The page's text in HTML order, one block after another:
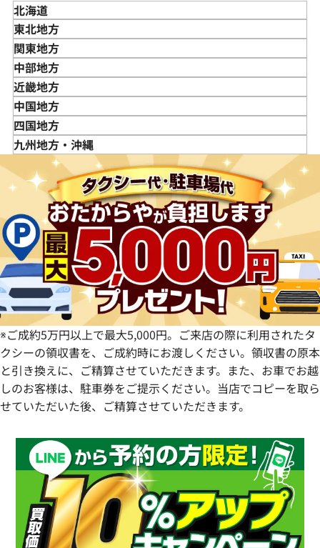
北海道
東北地方
青森県
岩手県
宮城県
秋田県
山形県
福島県
関東地方
東京都
神奈川県
埼玉県
千葉県
茨城県
栃木県
群馬県
中部地方
新潟県
富山県
石川県
山梨県
長野県
岐阜県
静岡県
愛知県
近畿地方
三重県
滋賀県
京都府
兵庫県
奈良県
和歌山県
中国地方
鳥取県
島根県
広島県
山口県
四国地方
徳島県
愛媛県
九州地方・沖縄
佐賀県
長崎県
熊本県
大分県
宮崎県
鹿児島県
※ご成約5万円以上で最大5,000円。ご来店の際に利用されたタ
クシーの領収書を、ご成約時にお渡しください。領収書の原本
と引き換えに、ご精算させていただきます。また、お車でお越
しのお客様は、駐車券をご提示ください。当店でコピーを取ら
せていただいた後、ご精算させていただきます。